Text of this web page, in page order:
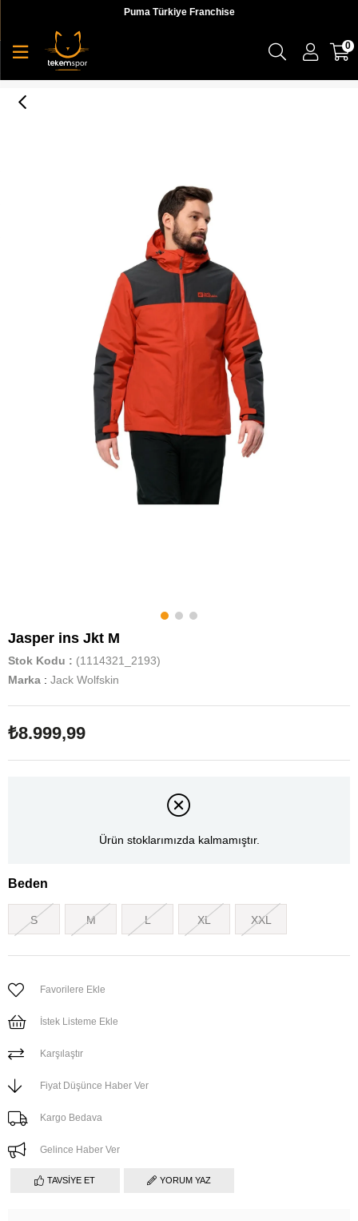
Puma Türkiye Franchise
0
Jasper ins Jkt M
Stok Kodu
(1114321_2193)
Marka : Jack Wolfskin
₺8.999,99
Ürün stoklarımızda kalmamıştır.
Beden
S M L XL XXL
Favorilere Ekle
İstek Listeme Ekle
Karşılaştır
Fiyat Düşünce Haber Ver
Kargo Bedava
Gelince Haber Ver
TAVSIYE ET YORUM YAZ